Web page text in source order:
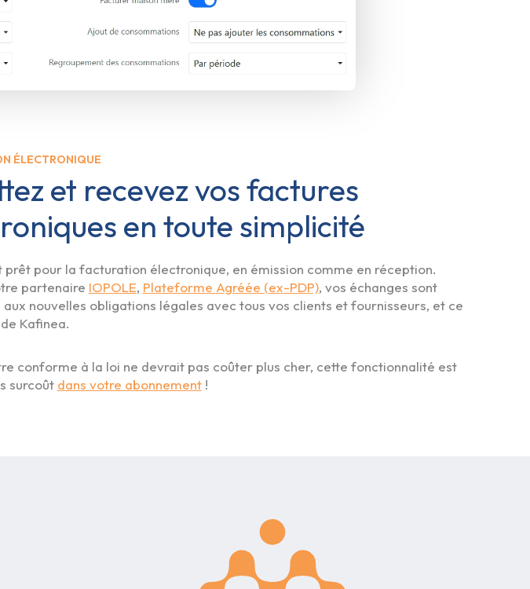
ÉLECTRONIQUE
et recevez vos factures
en toute simplicité
prêt pour la facturation électronique, en émission comme en réception.
partenaire IOPOLE, Plateforme Agréée (ex-PDP), vos échanges sont
nouvelles obligations légales avec tous vos clients et fournisseurs, et ce
Kafinea.
conforme à la loi ne devrait pas coûter plus cher, cette fonctionnalité est
surcoût dans votre abonnement!